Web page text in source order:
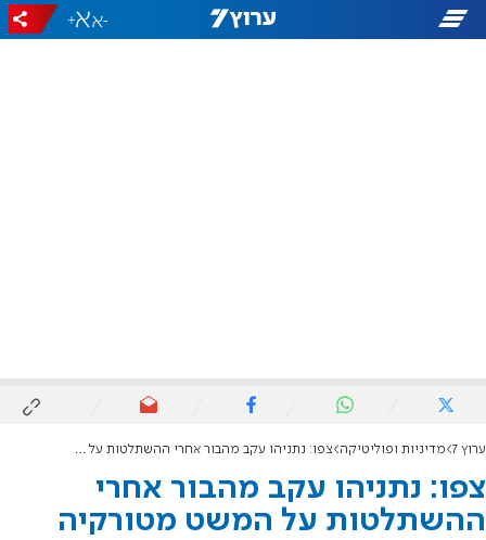
-
+
ערוץ 7 מדיניות ופוליטיקה צפו: נתניהו עקב מהבור אחרי ההשתלטות על המשט מטורקיה
צפו: נתניהו עקב מהבור אחרי
ההשתלטות על המשט מטורקיה